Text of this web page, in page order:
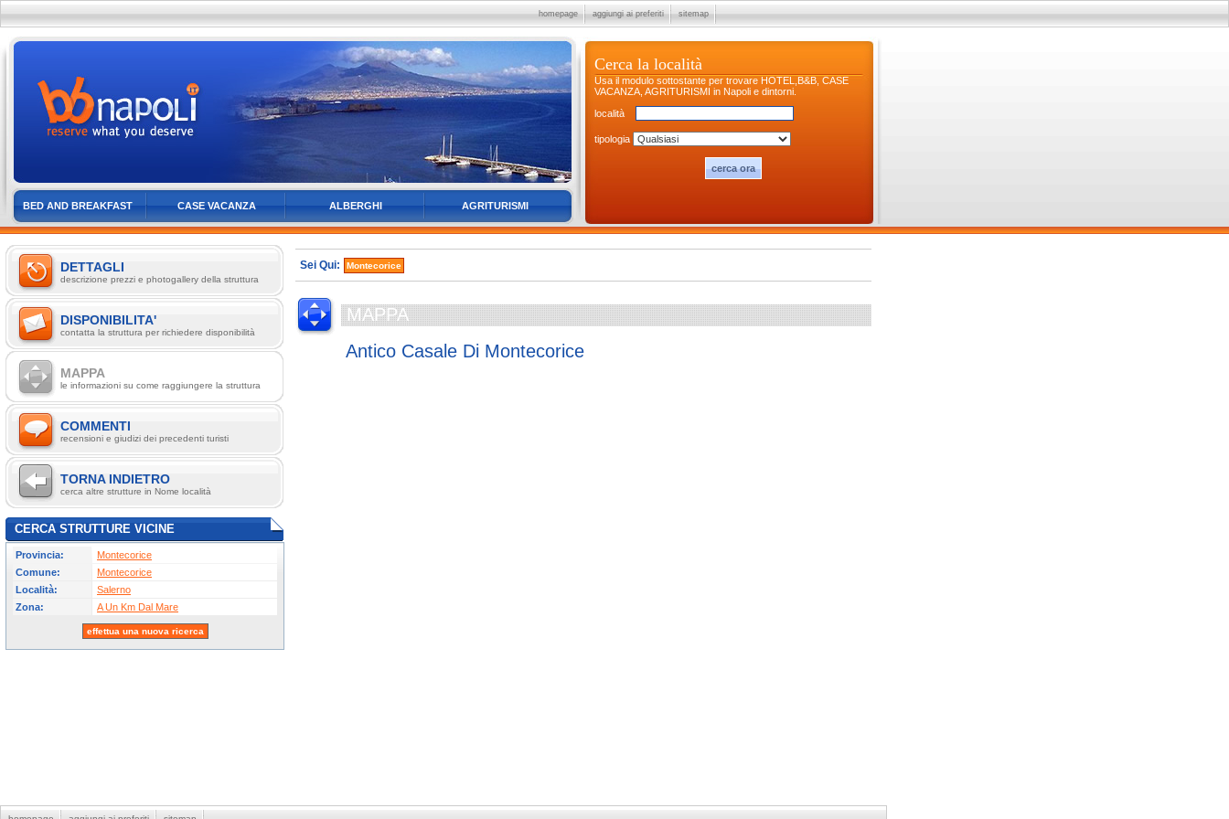
homepage aggiungi ai preferiti sitemap
BED AND BREAKFAST CASE VACANZA ALBERGHI AGRITURISMI
Cerca la località
Usa il modulo sottostante per trovare HOTEL,B&B, CASE
VACANZA, AGRITURISMI in Napoli e dintorni.
località
tipologia
DETTAGLI
descrizione prezzi e photogallery della struttura
DISPONIBILITA'
contatta la struttura per richiedere disponibilità
MAPPA
le informazioni su come raggiungere la struttura
COMMENTI
recensioni e giudizi dei precedenti turisti
TORNA INDIETRO
cerca altre strutture in Nome località
CERCA STRUTTURE VICINE
Provincia:
Montecorice
Comune:
Montecorice
Località:
Salerno
Zona:
A Un Km Dal Mare
effettua una nuova ricerca
Sei Qui: Montecorice
MAPPA
Antico Casale Di Montecorice